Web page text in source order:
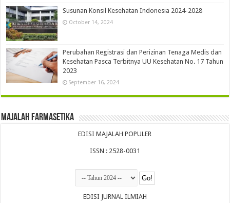
Susunan Konsil Kesehatan Indonesia 2024-2028
October 14, 2024
Perubahan Registrasi dan Perizinan Tenaga Medis dan
Kesehatan Pasca Terbitnya UU Kesehatan No. 17 Tahun
2023
September 16, 2024
Majalah Farmasetika
EDISI MAJALAH POPULER
ISSN : 2528-0031
EDISI JURNAL ILMIAH